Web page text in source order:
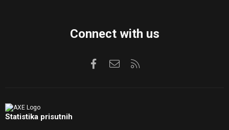
Connect with us
FacebookKontaktirajte nas
Statistika prisutnih